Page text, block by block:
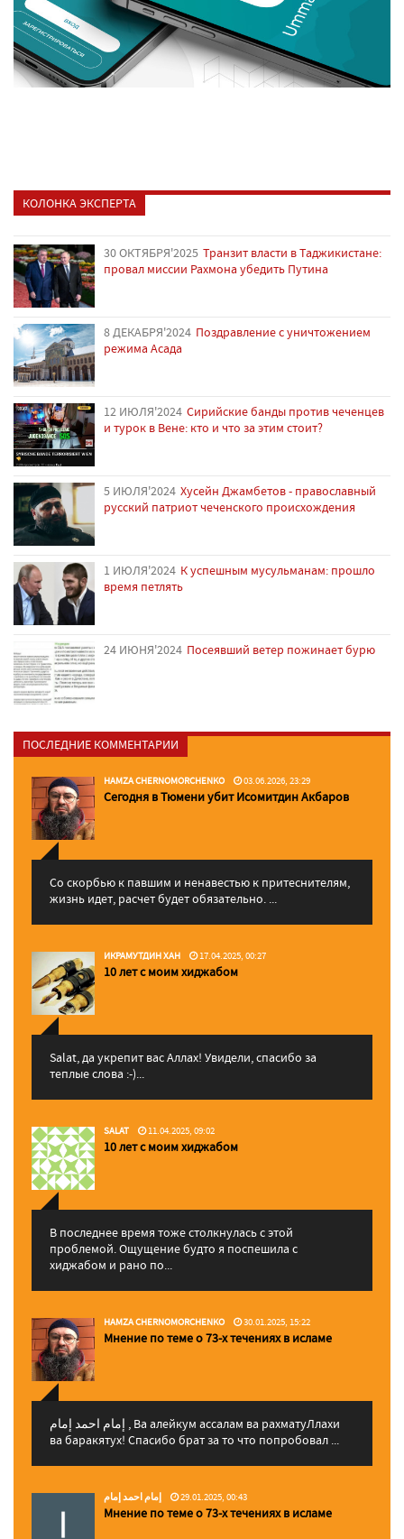
КОЛОНКА ЭКСПЕРТА
30 ОКТЯБРЯ'2025 Транзит власти в Таджикистане:
провал миссии Рахмона убедить Путина
8 ДЕКАБРЯ'2024 Поздравление с уничтожением
режима Асада
12 ИЮЛЯ'2024 Сирийские банды против чеченцев
и турок в Вене: кто и что за этим стоит?
5 ИЮЛЯ'2024 Хусейн Джамбетов - православный
русский патриот чеченского происхождения
1 ИЮЛЯ'2024 К успешным мусульманам: прошло
время петлять
24 ИЮНЯ'2024 Посеявший ветер пожинает бурю
ПОСЛЕДНИЕ КОММЕНТАРИИ
HAMZA CHERNOMORCHENKO 03.06.2026, 23:29
Сегодня в Тюмени убит Исомитдин Акбаров
Со скорбью к павшим и ненавестью к притеснителям,
жизнь идет, расчет будет обязательно. ...
ИКРАМУТДИН ХАН 17.04.2025, 00:27
10 лет с моим хиджабом
Salat, да укрепит вас Аллаx! Увидели, спасибо за
теплые слова :-)...
SALAT 11.04.2025, 09:02
10 лет с моим хиджабом
В последнее время тоже столкнулась с этой
проблемой. Ощущение будто я поспешила с
хиджабом и рано по...
HAMZA CHERNOMORCHENKO 30.01.2025, 15:22
Мнение по теме о 73-х течениях в исламе
إمام احمد إمام , Ва алейкум ассалам ва рахматуЛлахи
ва баракятух! Спасибо брат за то что попробовал ...
إمام احمد إمام 29.01.2025, 00:43
Мнение по теме о 73-х течениях в исламе